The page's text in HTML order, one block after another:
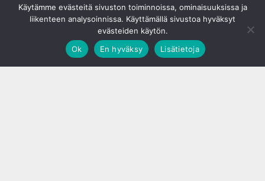
Käytämme evästeitä sivuston toiminnoissa, ominaisuuksissa ja
liikenteen analysoinnissa. Käyttämällä sivustoa hyväksyt
evästeiden käytön.
Ok
En hyväksy Lisätietoja